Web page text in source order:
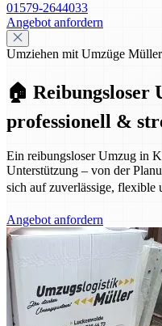
01579-2644033
Angebot anfordern
Umziehen mit Umzüge Müller
🏠 Reibungsloser
professionell &
Ein reibungsloser Umzug in
Unterstützung – von der
sich auf zuverlässige,
Angebot anfordern